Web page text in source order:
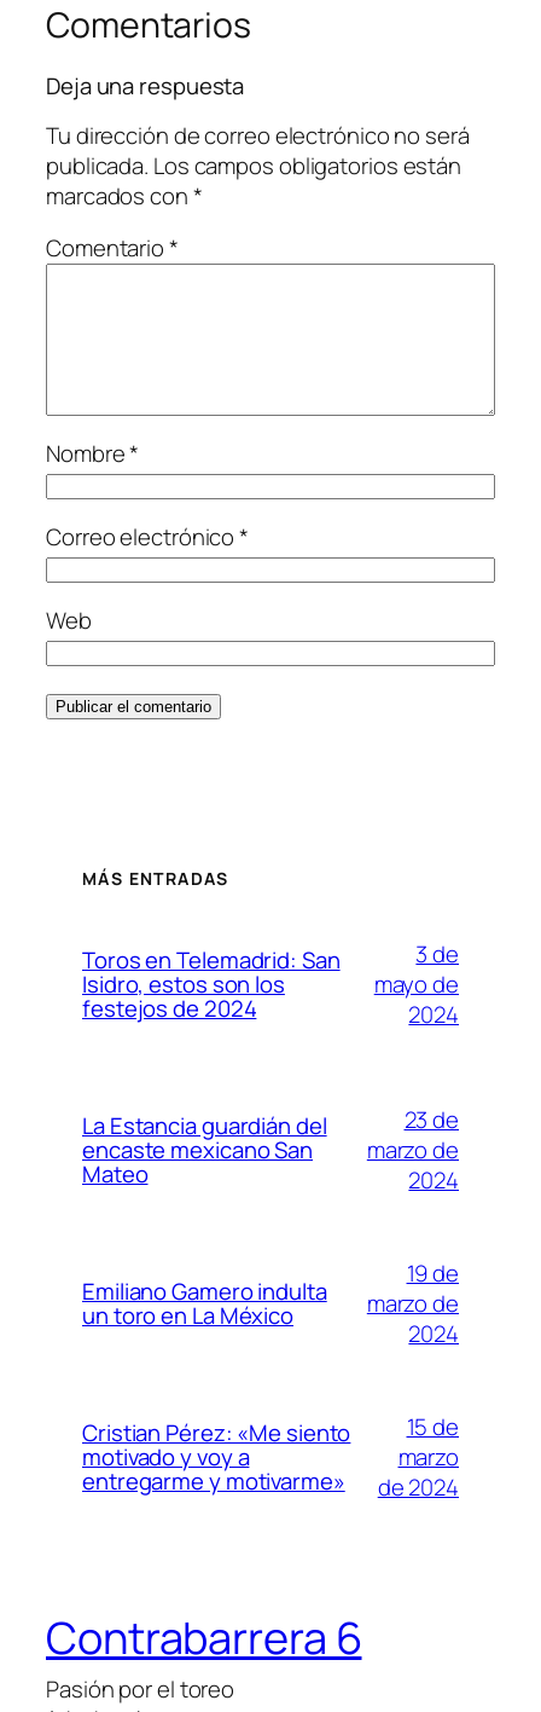
Comentarios
Deja una respuesta
Tu dirección de correo electrónico no será
publicada. Los campos obligatorios están
marcados con*
Comentario*
Nombre*
Correo electrónico*
Web
MÁS ENTRADAS
Toros en Telemadrid: San
Isidro, estos son los
festejos de 2024
3 de
mayo de
2024
La Estancia guardián del
encaste mexicano San
Mateo
23 de
marzo de
2024
Emiliano Gamero indulta
un toro en La México
19 de
marzo de
2024
Cristian Pérez: «Me siento
motivado y voy a
entregarme y motivarme»
15 de
marzo
de 2024
Contrabarrera 6
Pasión por el toreo